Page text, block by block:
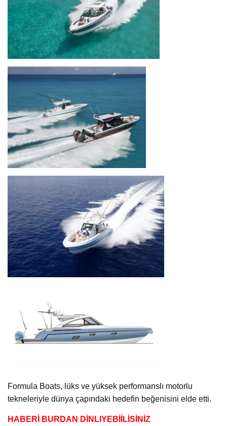
Formula Boats, lüks ve yüksek performanslı motorlu
tekneleriyle dünya çapındaki hedefin beğenisini elde etti.
HABERİ BURDAN DİNLIYEBİİLİSİNİZ